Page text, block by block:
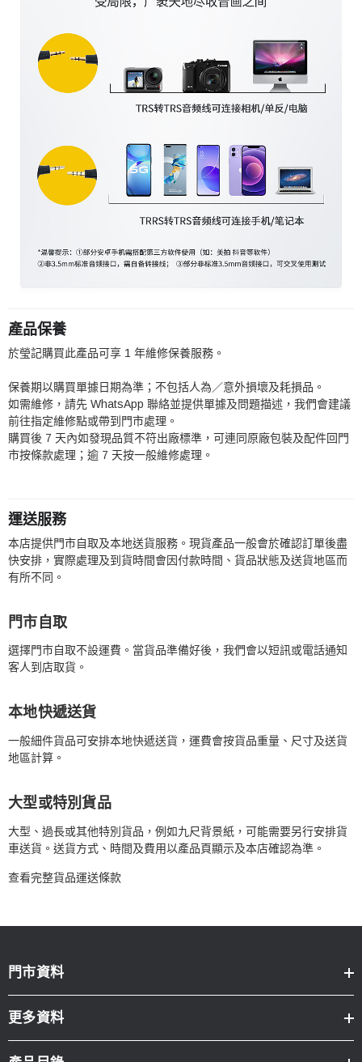
產品保養
於瑩記購買此產品可享 1 年維修保養服務。
保養期以購買單據日期為準；不包括人為／意外損壞及耗損品。
如需維修，請先 WhatsApp 聯絡並提供單據及問題描述，我們會建議
前往指定維修點或帶到門市處理。
購買後 7 天內如發現品質不符出廠標準，可連同原廠包裝及配件回門
市按條款處理；逾 7 天按一般維修處理。
運送服務
本店提供門市自取及本地送貨服務。現貨產品一般會於確認訂單後盡
快安排，實際處理及到貨時間會因付款時間、貨品狀態及送貨地區而
有所不同。
門市自取
選擇門市自取不設運費。當貨品準備好後，我們會以短訊或電話通知
客人到店取貨。
本地快遞送貨
一般細件貨品可安排本地快遞送貨，運費會按貨品重量、尺寸及送貨
地區計算。
大型或特別貨品
大型、過長或其他特別貨品，例如九尺背景紙，可能需要另行安排貨
車送貨。送貨方式、時間及費用以產品頁顯示及本店確認為準。
查看完整貨品運送條款
門市資料
更多資料